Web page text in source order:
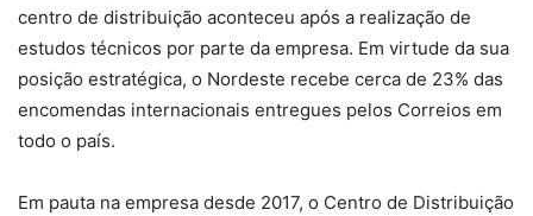
centro de distribuição aconteceu após a realização de
estudos técnicos por parte da empresa. Em virtude da sua
posição estratégica, o Nordeste recebe cerca de 23% das
encomendas internacionais entregues pelos Correios em
todo o país.
Em pauta na empresa desde 2017, o Centro de Distribuição